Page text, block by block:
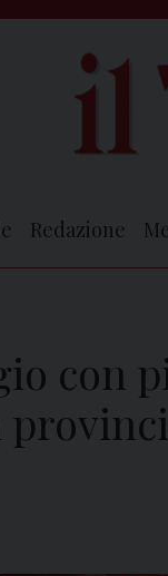
Redazione
con